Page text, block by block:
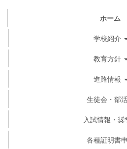
ホーム
学校紹介
教育方針
進路情報
生徒会・部
入試情報・奨
各種証明書